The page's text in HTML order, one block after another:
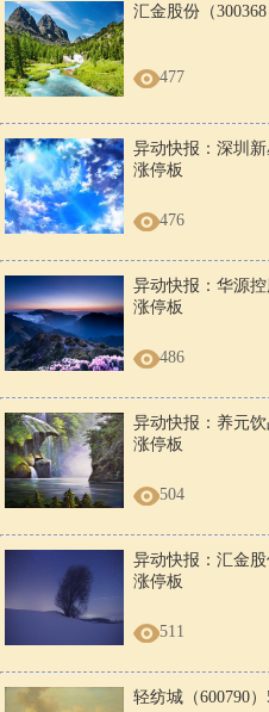
汇金股份（
477
异动快报：深圳新
涨停板
476
异动快报：华源控
涨停板
486
异动快报：养元饮
涨停板
504
异动快报：汇金股
涨停板
511
轻纺城（600790